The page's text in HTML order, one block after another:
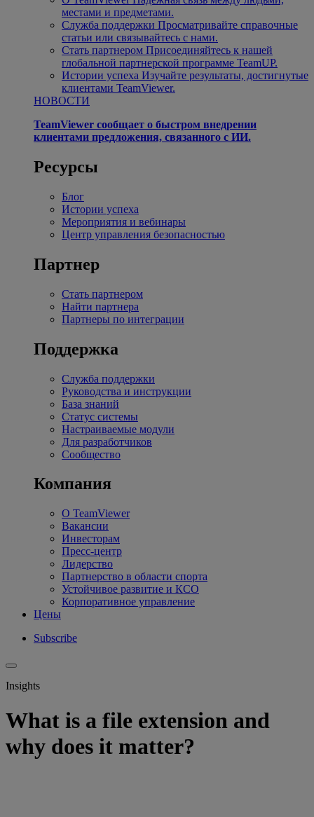
местами и предметами.
Служба поддержки Просматривайте справочные
статьи или связывайтесь с нами.
Стать партнером Присоединяйтесь к нашей
глобальной партнерской программе TeamUP.
Истории успеха Изучайте результаты, достигнутые
клиентами TeamViewer.
НОВОСТИ
TeamViewer сообщает о быстром внедрении
клиентами предложения, связанного с ИИ.
Ресурсы
Блог
Истории успеха
Мероприятия и вебинары
Центр управления безопасностью
Партнер
Стать партнером
Найти партнера
Партнеры по интеграции
Поддержка
Служба поддержки
Руководства и инструкции
База знаний
Статус системы
Настраиваемые модули
Для разработчиков
Сообщество
Компания
О TeamViewer
Вакансии
Инвесторам
Пресс-центр
Лидерство
Партнерство в области спорта
Устойчивое развитие и КСО
Корпоративное управление
Цены
Subscribe
Insights
What is a file extension and
why does it matter?